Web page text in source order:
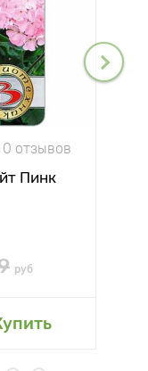
0 отзывов
Пинк
руб